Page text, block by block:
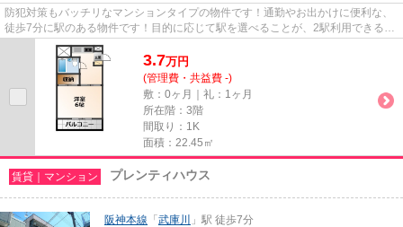
防犯対策もバッチリなマンションタイプの物件です！通勤やお出かけに便利な、
徒歩7分に駅のある物件です！目的に応じて駅を選べることが、2駅利用できるこ
の物件のメリットです！平坦...
3.7万円
(管理費・共益費 -)
敷：0ヶ月｜礼：1ヶ月
所在階：3階
間取り：1K
面積：22.45㎡
賃貸｜マンション プレンティハウス
阪神本線 「 武庫川
」駅 徒歩7分